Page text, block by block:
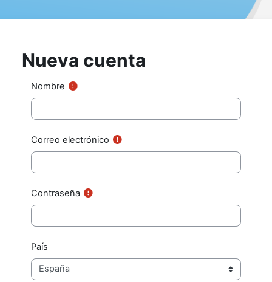
Nueva cuenta
Nombre
Correo electrónico
Contraseña
País